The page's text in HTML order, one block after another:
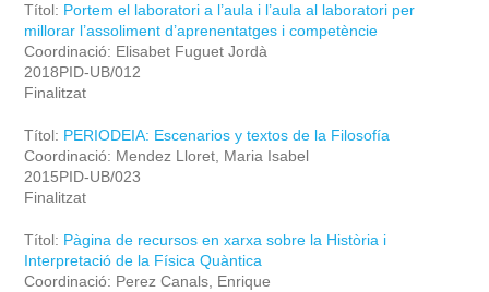
Títol: Portem el laboratori a l’aula i l’aula al laboratori per
millorar l’assoliment d’aprenentatges i competèncie
Coordinació: Elisabet Fuguet Jordà
2018PID-UB/012
Finalitzat
Títol: PERIODEIA: Escenarios y textos de la Filosofía
Coordinació: Mendez Lloret, Maria Isabel
2015PID-UB/023
Finalitzat
Títol: Pàgina de recursos en xarxa sobre la Història i
Interpretació de la Física Quàntica
Coordinació: Perez Canals, Enrique